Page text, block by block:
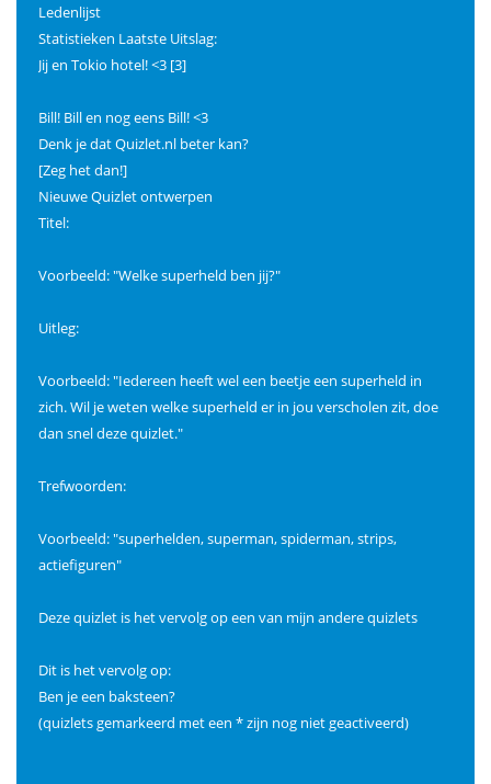
Ledenlijst
Statistieken Laatste Uitslag:
Jij en Tokio hotel! <3 [3]
Bill! Bill en nog eens Bill! <3
Denk je dat Quizlet.nl beter kan?
[Zeg het dan!]
Nieuwe Quizlet ontwerpen
Titel:
Voorbeeld: "Welke superheld ben jij?"
Uitleg:
Voorbeeld: "Iedereen heeft wel een beetje een superheld in
zich. Wil je weten welke superheld er in jou verscholen zit, doe
dan snel deze quizlet."
Trefwoorden:
Voorbeeld: "superhelden, superman, spiderman, strips,
actiefiguren"
Deze quizlet is het vervolg op een van mijn andere quizlets
Dit is het vervolg op:
Ben je een baksteen?
(quizlets gemarkeerd met een * zijn nog niet geactiveerd)